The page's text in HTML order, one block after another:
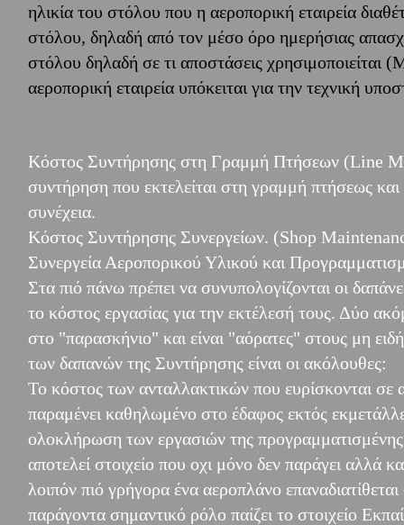
Κόστος Συντήρησης στη Γραμμή Πτήσεων (Line
συντήρηση που εκτελείται στη γραμμή πτήσεως
συνέχεια.
Kόστος Συντήρησης Συνεργείων. (Shop
Συνεργεία Αεροπορικού Υλικού και
Στα πιό πάνω πρέπει να συνυπολογίζονται οι
το κόστος εργασίας για την εκτέλεσή τους. Δύο
στο "παρασκήνιο" και είναι "αόρατες" στους μη
των δαπανών της Συντήρησης είναι οι ακόλουθες:
Το κόστος των ανταλλακτικών που ευρίσκονται
παραμένει καθηλωμένο στο έδαφος εκτός
ολοκλήρωση των εργασιών της
αποτελεί στοιχείο που οχι μόνο δεν παράγει αλλά
λοιπόν πιό γρήγορα ένα αεροπλάνο
παράγοντα σημαντικό ρόλο παίζει το στοιχείο
ηλικία του στόλου που η αεροπορική εταιρεία
στόλου, δηλαδή από τον μέσο όρο ημερήσιας
στόλου δηλαδή σε τι αποστάσεις χρησιμοποιείται
αεροπορική εταιρεία υπόκειται για την τεχνική